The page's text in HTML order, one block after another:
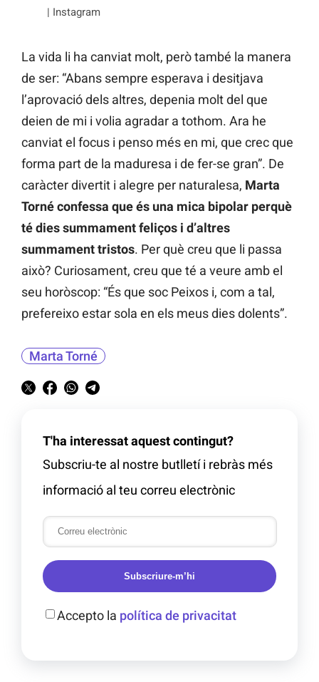
| Instagram
La vida li ha canviat molt, però també la manera
de ser: “Abans sempre esperava i desitjava
l’aprovació dels altres, depenia molt del que
deien de mi i volia agradar a tothom. Ara he
canviat el focus i penso més en mi, que crec que
forma part de la maduresa i de fer-se gran”. De
caràcter divertit i alegre per naturalesa, Marta
Torné confessa que és una mica bipolar perquè
té dies summament feliços i d’altres
summament tristos. Per què creu que li passa
això? Curiosament, creu que té a veure amb el
seu horòscop: “És que soc Peixos i, com a tal,
prefereixo estar sola en els meus dies dolents”.
Marta Torné
T'ha interessat aquest contingut?
Subscriu-te al nostre butlletí i rebràs més
informació al teu correu electrònic
Subscriure-m’hi
Accepto la política de privacitat